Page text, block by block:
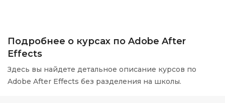
Подробнее о курсах по Adobe After
Effects
Здесь вы найдете детальное описание курсов по
Adobe After Effects без разделения на школы.